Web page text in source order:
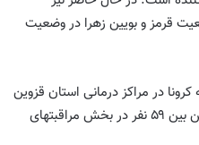
قرمز و بویین زهرا در وضعیت
حال حاضر ۲۹۳ مبتلا به کرونا در مراکز درمانی استان قزوین
بستری و تحت درمان هستند که از این بین ۵۹ نفر در بخش مراقبتهای